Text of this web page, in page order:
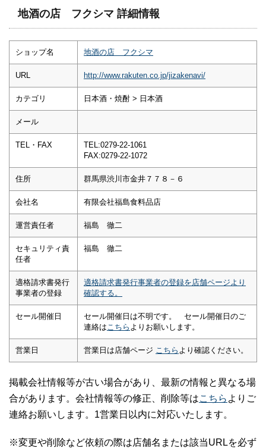
地酒の店 フクシマ 詳細情報
ショップ名 地酒の店 フクシマ
URL http://www.rakuten.co.jp/jizakenavi/
カテゴリ 日本酒・焼酎 > 日本酒
メール
TEL・FAX
TEL:0279-22-1061
FAX:0279-22-1072
住所 群馬県渋川市金井７７８－６
会社名 有限会社福島食料品店
運営責任者 福島 徹二
セキュリティ責
任者
福島 徹二
適格請求書発行
事業者の登録
適格請求書発行事業者の登録を店舗ページより
確認する。
セール開催日
セール開催日は不明です。 セール開催日のご
連絡は こちら よりお願いします。
営業日 営業日は店舗ページ こちら より確認ください。
掲載会社情報等が古い場合があり、最新の情報と異なる場
合があります。会社情報等の修正、削除等はこちら よりご
連絡お願いします。1営業日以内に対応いたします。
※変更や削除など依頼の際は店舗名または該当URLを必ず